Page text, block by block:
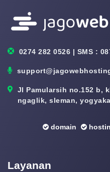
0274 282 0526 | SMS :
Jl Pamularsih no.152 b,
ngaglik, sleman,
domain
Layanan